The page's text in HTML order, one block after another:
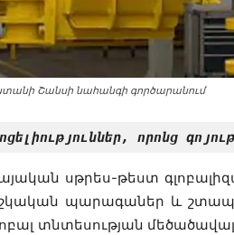
Շանսի նահանգի գործարանում
որոնց
սթրես-թեստ
պարագաներ և
տնտեսության մեծածավալ